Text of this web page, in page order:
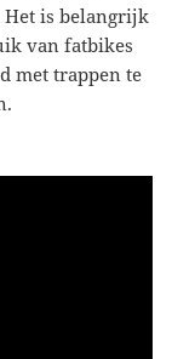
Het is belangrijk
van fatbikes
met trappen te